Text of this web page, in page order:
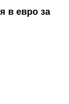
в евро за